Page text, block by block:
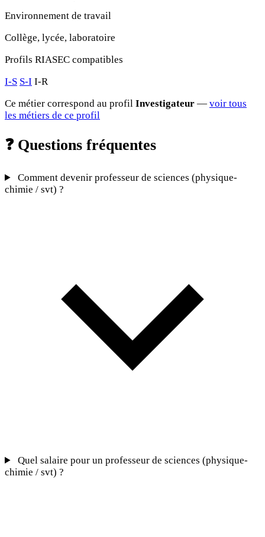
Environnement de travail
Collège, lycée, laboratoire
Profils RIASEC compatibles
I-S S-I I-R
Ce métier correspond au profil Investigateur — voir tous
les métiers de ce profil
❓Questions fréquentes
Comment devenir professeur de sciences (physique-
chimie / svt) ?
Quel salaire pour un professeur de sciences (physique-
chimie / svt) ?